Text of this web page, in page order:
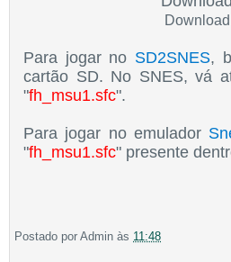
Para jogar no SD2SNES,
cartão SD. No SNES, vá
"fh_msu1.sfc".
Para jogar no emulador
"fh_msu1.sfc" presente
Postado por Admin às 11:48